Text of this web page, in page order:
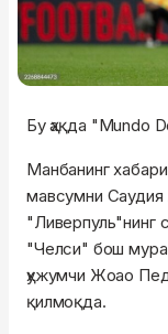
Бу ҳақда "Mundo
Манбанинг
мавсумни Саудия
"Ливерпуль"нинг
"Челси" бош
ҳужумчи Жоао
қилмоқда.